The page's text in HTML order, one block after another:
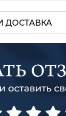
ДОСТАВКА